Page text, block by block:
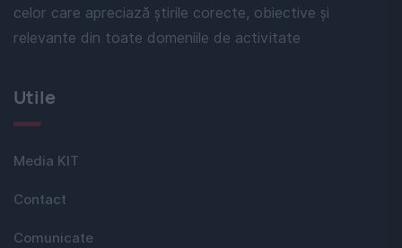
celor care apreciază știrile corecte, obiective și
relevante din toate domeniile de activitate
Utile
Media KIT
Contact
Comunicate